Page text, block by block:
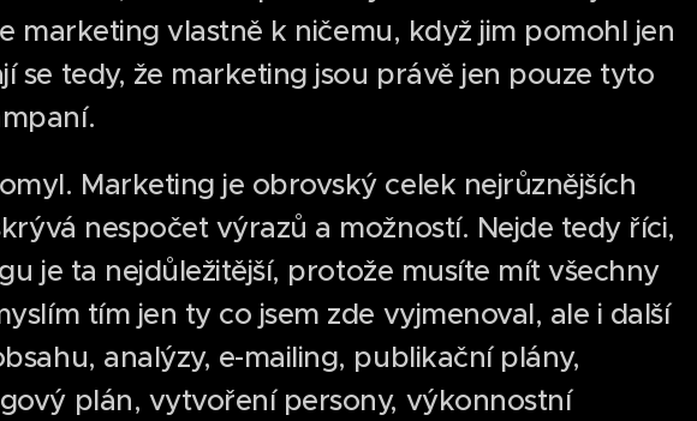
marketing vlastně k ničemu, když jim pomohl jen
se tedy, že marketing jsou právě jen pouze tyto
Marketing je obrovský celek nejrůznějších
nespočet výrazů a možností. Nejde tedy říci,
je ta nejdůležitější, protože musíte mít všechny
tím jen ty co jsem zde vyjmenoval, ale i další
analýzy, e-mailing, publikační plány,
plán, vytvoření persony, výkonnostní